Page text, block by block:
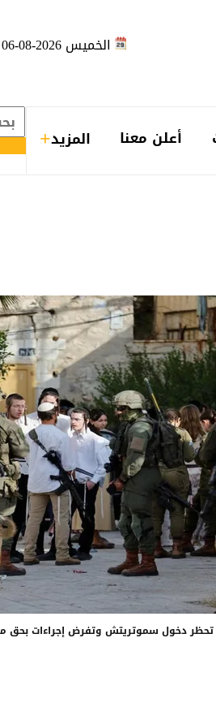
الخميس 2026-08-06
أعلن معنا المزيد
تحظر دخول سموتريتش وتفرض إجراءات بحق